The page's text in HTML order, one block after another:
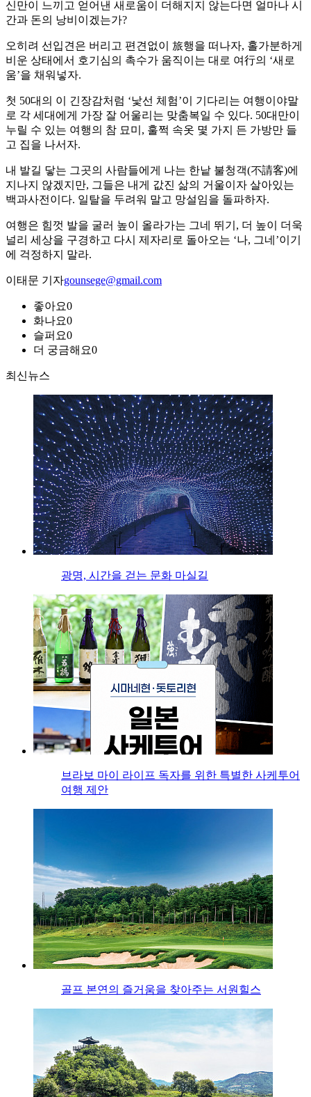
신만이 느끼고 얻어낸 새로움이 더해지지 않는다면 얼마나 시
간과 돈의 낭비이겠는가?
오히려 선입견은 버리고 편견없이 旅행을 떠나자, 홀가분하게
비운 상태에서 호기심의 촉수가 움직이는 대로 여行의 ‘새로
움’을 채워넣자.
첫 50대의 이 긴장감처럼 ‘낯선 체험’이 기다리는 여행이야말
로 각 세대에게 가장 잘 어울리는 맞춤복일 수 있다. 50대만이
누릴 수 있는 여행의 참 묘미, 훌쩍 속옷 몇 가지 든 가방만 들
고 집을 나서자.
내 발길 닿는 그곳의 사람들에게 나는 한낱 불청객(不請客)에
지나지 않겠지만, 그들은 내게 값진 삶의 거울이자 살아있는
백과사전이다. 일탈을 두려워 말고 망설임을 돌파하자.
여행은 힘껏 발을 굴러 높이 올라가는 그네 뛰기, 더 높이 더욱
널리 세상을 구경하고 다시 제자리로 돌아오는 ‘나, 그네’이기
에 걱정하지 말라.
이태문 기자gounsege@gmail.com
좋아요0
화나요0
슬퍼요0
더 궁금해요0
최신뉴스
광명, 시간을 걷는 문화 마실길
브라보 마이 라이프 독자를 위한 특별한 사케투어
여행 제안
골프 본연의 즐거움을 찾아주는 서원힐스